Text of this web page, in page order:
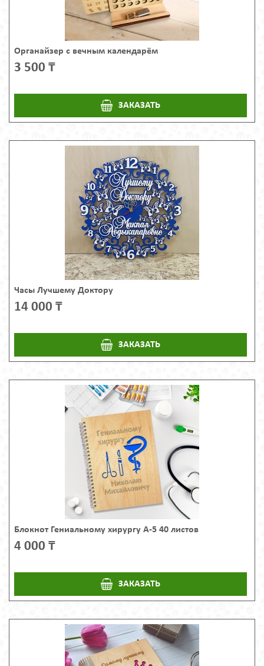
Органайзер с вечным календарём
3 500 ₸
ЗАКАЗАТЬ
Часы Лучшему Доктору
14 000 ₸
ЗАКАЗАТЬ
Блокнот Гениальному хирургу А-5 40 листов
4 000 ₸
ЗАКАЗАТЬ